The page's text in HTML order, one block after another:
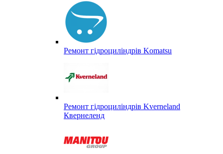
Ремонт гідроциліндрів Komatsu
Ремонт гідроциліндрів Kverneland
Квернеленд